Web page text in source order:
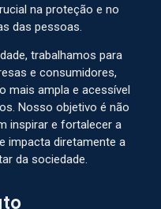
na proteção e no
das pessoas.
trabalhamos para
e consumidores,
mais ampla e acessível
Nosso objetivo é não
inspirar e fortalecer a
impacta diretamente a
da sociedade.